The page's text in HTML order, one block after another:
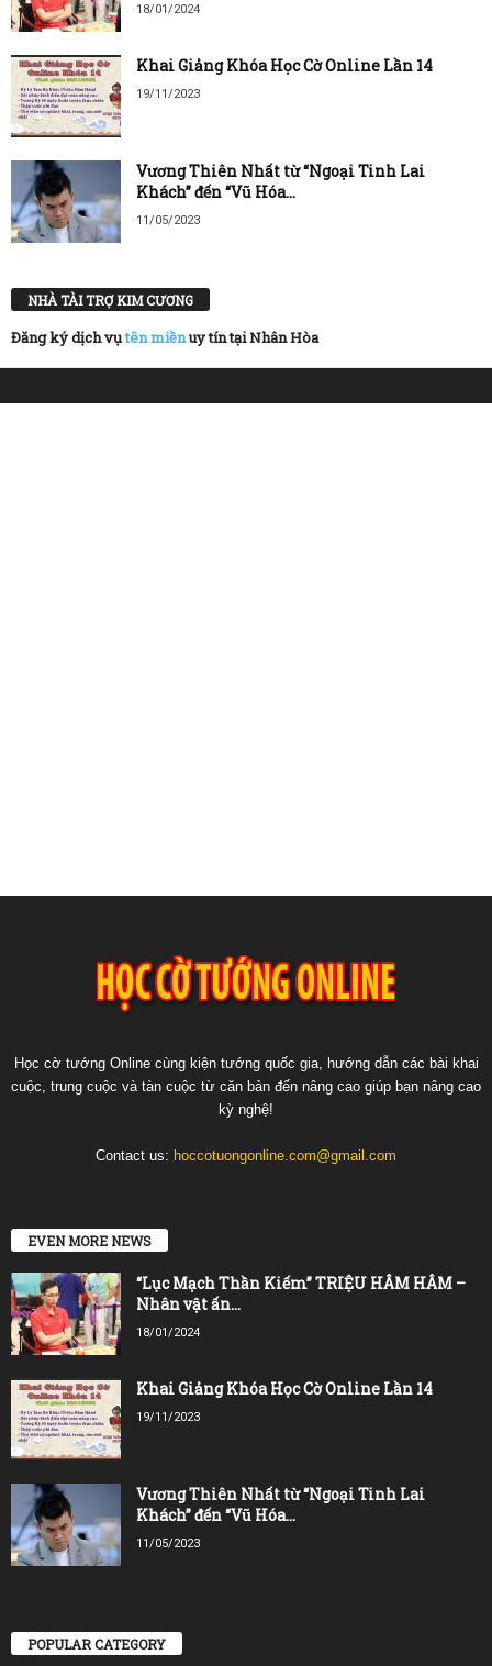
18/01/2024
Khai Giảng Khóa Học Cờ Online Lần 14
19/11/2023
Vương Thiên Nhất từ “Ngoại Tinh Lai
Khách” đến “Vũ Hóa...
11/05/2023
NHÀ TÀI TRỢ KIM CƯƠNG
Đăng ký dịch vụtên miềnuy tín tại Nhân Hòa
Học cờ tướng Online cùng kiện tướng quốc gia, hướng dẫn các bài khai
cuộc, trung cuộc và tàn cuộc từ căn bản đến nâng cao giúp bạn nâng cao
kỳ nghệ!
Contact us: hoccotuongonline.com@gmail.com
EVEN MORE NEWS
“Lục Mạch Thần Kiếm” TRIỆU HÂM HÂM –
Nhân vật ấn...
18/01/2024
Khai Giảng Khóa Học Cờ Online Lần 14
19/11/2023
Vương Thiên Nhất từ “Ngoại Tinh Lai
Khách” đến “Vũ Hóa...
11/05/2023
POPULAR CATEGORY